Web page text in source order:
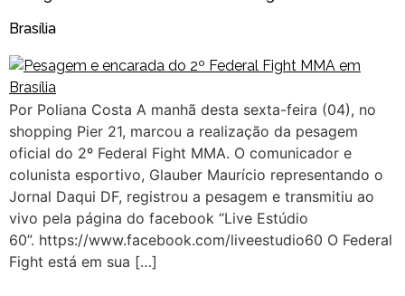
Brasília
Por Poliana Costa A manhã desta sexta-feira (04), no
shopping Pier 21, marcou a realização da pesagem
oficial do 2º Federal Fight MMA. O comunicador e
colunista esportivo, Glauber Maurício representando o
Jornal Daqui DF, registrou a pesagem e transmitiu ao
vivo pela página do facebook “Live Estúdio
60”. https://www.facebook.com/liveestudio60 O Federal
Fight está em sua […]